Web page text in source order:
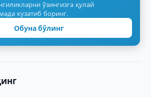
ўзингизга қулай
кузатиб боринг.
Обуна бўлинг